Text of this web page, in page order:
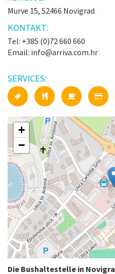
Murve 15, 52466 Novigrad
KONTAKT:
Tel: +385 (0)72 660 660
Email: info@arriva.com.hr
SERVICES:
+
−
Die Bushaltestelle in